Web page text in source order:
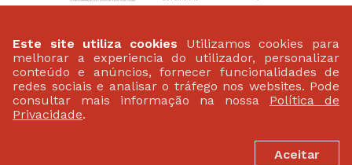
PATROCINADORES
Este site utiliza cookies Utilizamos cookies para
melhorar a experiencia do utilizador, personalizar
conteúdo e anúncios, fornecer funcionalidades de
redes sociais e analisar o tráfego nos websites. Pode
consultar mais informação na nossa Política de
Privacidade.
Aceitar